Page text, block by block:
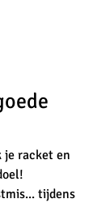
je racket en
tijdens